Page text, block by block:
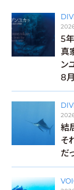
5
真
ン
8
結
そ
だ